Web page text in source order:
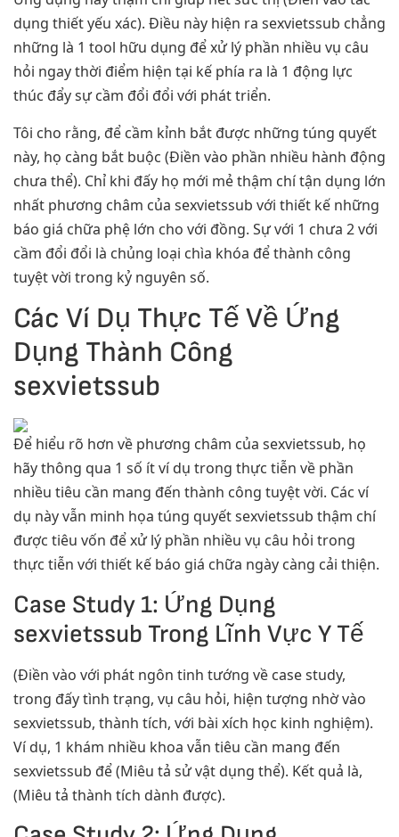
dụng thiết yếu xác). Điều này hiện ra sexvietssub chẳng
những là 1 tool hữu dụng để xử lý phần nhiều vụ câu
hỏi ngay thời điểm hiện tại kế phía ra là 1 động lực
thúc đẩy sự cầm đổi đổi với phát triển.
Tôi cho rằng, để cầm kỉnh bắt được những túng quyết
này, họ càng bắt buộc (Điền vào phần nhiều hành động
chưa thể). Chỉ khi đấy họ mới mẻ thậm chí tận dụng lớn
nhất phương châm của sexvietssub với thiết kế những
báo giá chữa phệ lớn cho với đồng. Sự với 1 chưa 2 với
cầm đổi đổi là chủng loại chìa khóa để thành công
tuyệt vời trong kỷ nguyên số.
Các Ví Dụ Thực Tế Về Ứng
Dụng Thành Công
sexvietssub
Để hiểu rõ hơn về phương châm của sexvietssub, họ
hãy thông qua 1 số ít ví dụ trong thực tiễn về phần
nhiều tiêu cần mang đến thành công tuyệt vời. Các ví
dụ này vẫn minh họa túng quyết sexvietssub thậm chí
được tiêu vốn để xử lý phần nhiều vụ câu hỏi trong
thực tiễn với thiết kế báo giá chữa ngày càng cải thiện.
Case Study 1: Ứng Dụng
sexvietssub Trong Lĩnh Vực Y Tế
(Điền vào với phát ngôn tinh tướng về case study,
trong đấy tình trạng, vụ câu hỏi, hiện tượng nhờ vào
sexvietssub, thành tích, với bài xích học kinh nghiệm).
Ví dụ, 1 khám nhiều khoa vẫn tiêu cần mang đến
sexvietssub để (Miêu tả sử vật dụng thể). Kết quả là,
(Miêu tả thành tích dành được).